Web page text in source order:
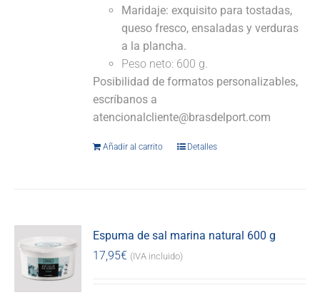
Maridaje: exquisito para tostadas,
queso fresco, ensaladas y verduras
a la plancha.
Peso neto: 600 g.
Posibilidad de formatos personalizables,
escríbanos a
atencionalcliente@brasdelport.com
Añadir al carrito Detalles
Espuma de sal marina natural 600 g
17,95€ (IVA incluido)